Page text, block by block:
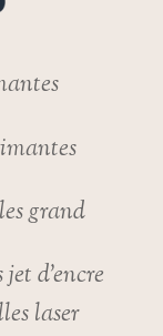
grand
d’encre
laser